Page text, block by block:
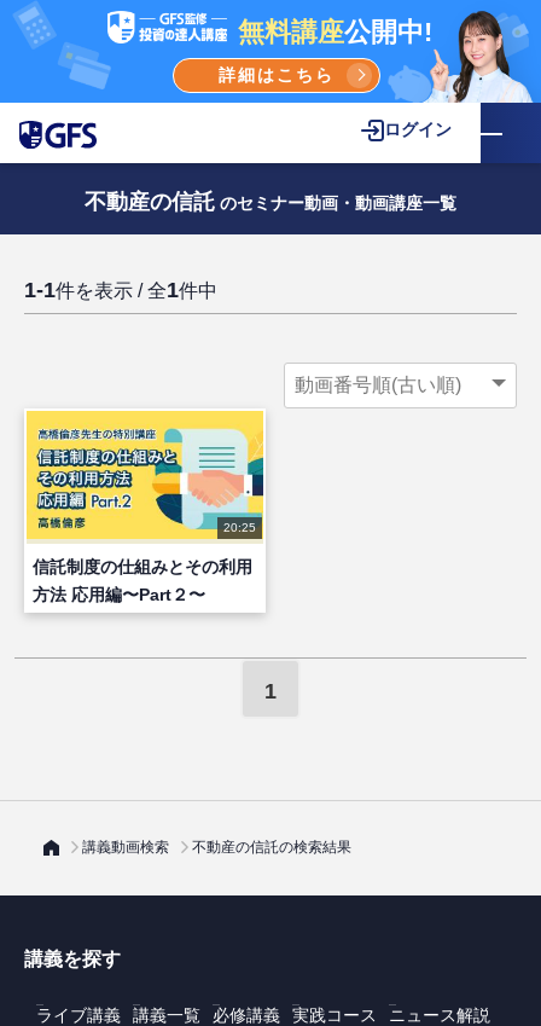
無料講座公開中!
詳細はこちら
ログイン
不動産の信託 のセミナー動画・動画講座一覧
1-1件を表示 / 全1件中
20:25
信託制度の仕組みとその利用
方法 応用編〜Part２〜
1
講義動画検索 不動産の信託の検索結果
講義を探す
ライブ講義 講義一覧 必修講義 実践コース
ニュース解説